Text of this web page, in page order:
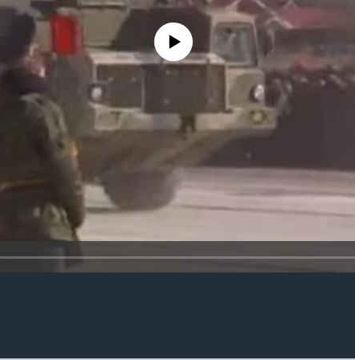
No media source currently available